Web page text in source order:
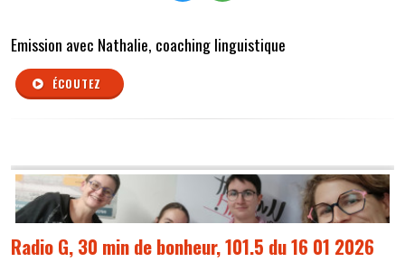
Emission avec Nathalie, coaching linguistique
ÉCOUTEZ
Radio G, 30 min de bonheur, 101.5 du 16 01 2026